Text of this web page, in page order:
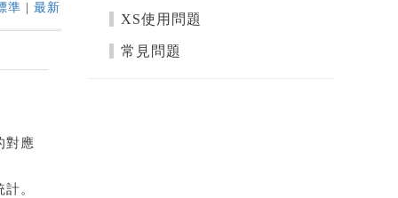
準 |最新
對應
。
XS使用問題
常見問題